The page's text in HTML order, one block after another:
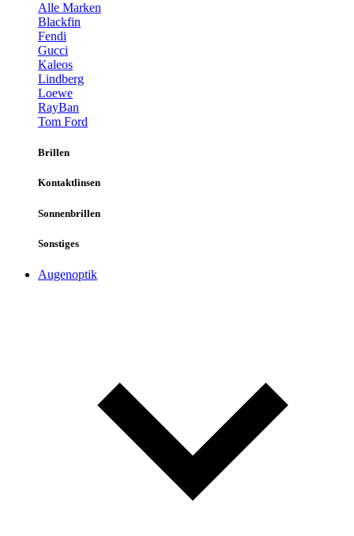
Alle Marken
Blackfin
Fendi
Gucci
Kaleos
Lindberg
Loewe
RayBan
Tom Ford
Brillen
Kontaktlinsen
Sonnenbrillen
Sonstiges
Augenoptik